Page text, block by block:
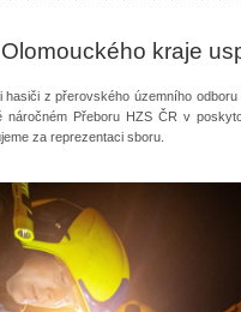
kraje
hasiči z přerovského územního
náročném Přeboru HZS ČR v
za reprezentaci sboru.